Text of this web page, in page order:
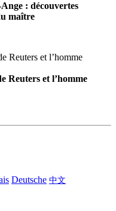
: découvertes
maître
Reuters et l’homme
Deutsche 中文